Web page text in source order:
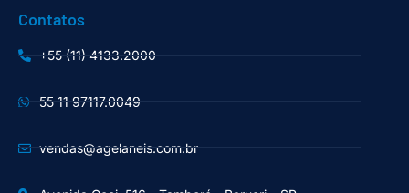
Contatos
+55 (11) 4133.2000
55 11 97117.0049
vendas@agelaneis.com.br